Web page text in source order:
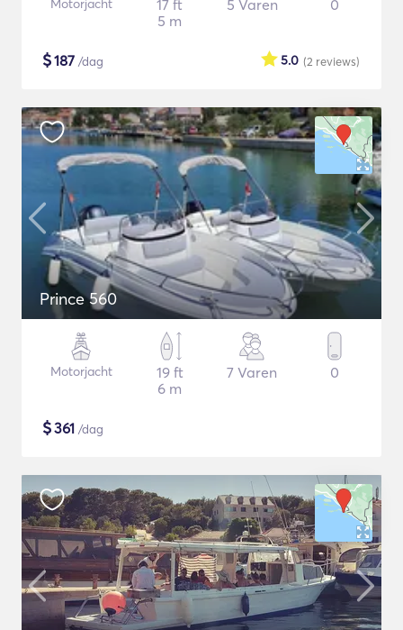
Motorjacht
17 ft
5 m
5 Varen 0
$187 /dag (2 reviews)
5.0
Prince 560
Motorjacht
19 ft
6 m
7 Varen 0
$361 /dag